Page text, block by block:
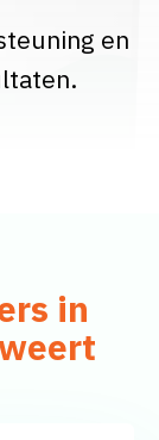
en
in